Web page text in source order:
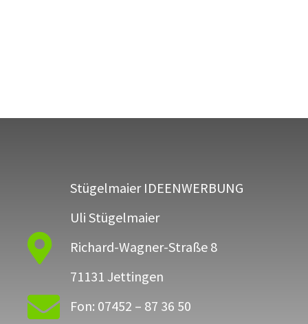
Stügelmaier IDEENWERBUNG
Uli Stügelmaier

Richard-Wagner-Straße 8
71131 Jettingen

Fon: 07452 – 87 36 50